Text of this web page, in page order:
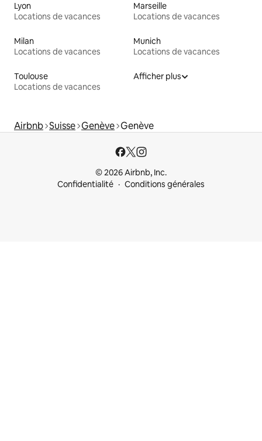
Lyon
Locations de vacances
Marseille
Locations de vacances
Milan
Locations de vacances
Munich
Locations de vacances
Toulouse
Locations de vacances
Afficher plus
Airbnb Suisse Genève Genève
© 2026 Airbnb, Inc.
Confidentialité
Conditions générales